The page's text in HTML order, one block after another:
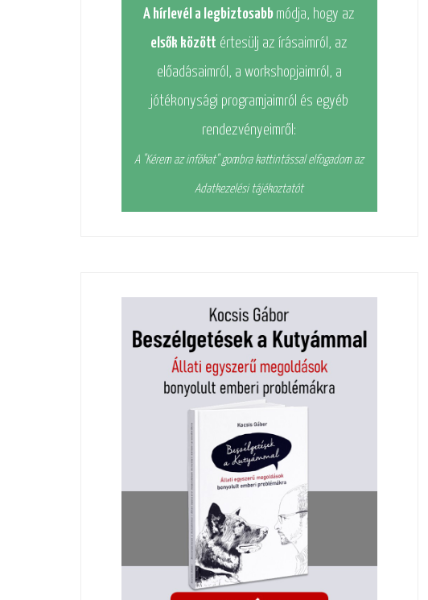
A hírlevél a legbiztosabb módja, hogy az
elsők között értesülj az írásaimról, az
előadásaimról, a workshopjaimról, a
jótékonysági programjaimról és egyéb
rendezvényeimről:
A "Kérem az infókat" gombra kattintással elfogadom az
Adatkezelési tájékoztatót